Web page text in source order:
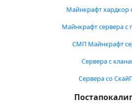
Майнкрафт хардкор
Майнкрафт сервера с
СМП Майнкрафт
Сервера с
Сервера со